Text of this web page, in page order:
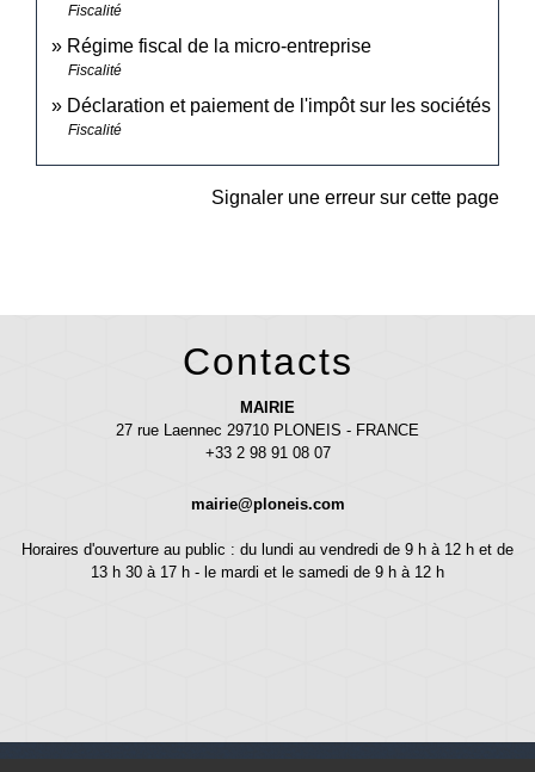
Fiscalité
Régime fiscal de la micro-entreprise
Fiscalité
Déclaration et paiement de l'impôt sur les sociétés
Fiscalité
Signaler une erreur sur cette page
Contacts
MAIRIE
27 rue Laennec 29710 PLONEIS - FRANCE
+33 2 98 91 08 07
mairie@ploneis.com
Horaires d'ouverture au public : du lundi au vendredi de 9 h à 12 h et de
13 h 30 à 17 h - le mardi et le samedi de 9 h à 12 h